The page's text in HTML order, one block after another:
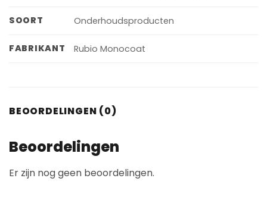
SOORT Onderhoudsproducten
FABRIKANT Rubio Monocoat
BEOORDELINGEN (0)
Beoordelingen
Er zijn nog geen beoordelingen.